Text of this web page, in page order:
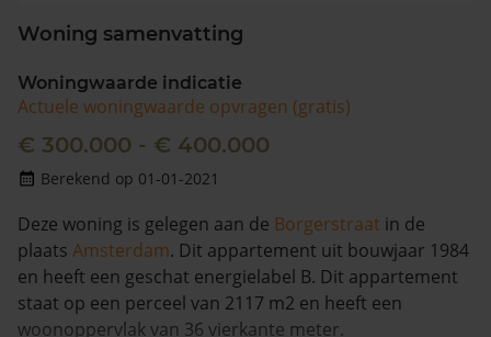
Woning samenvatting
Woningwaarde indicatie
Actuele woningwaarde opvragen (gratis)
€ 300.000 - € 400.000
Berekend op 01-01-2021
Deze woning is gelegen aan de Borgerstraat in de
plaats Amsterdam. Dit appartement uit bouwjaar 1984
en heeft een geschat energielabel B. Dit appartement
staat op een perceel van 2117 m2 en heeft een
woonoppervlak van 36 vierkante meter.